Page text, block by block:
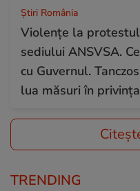
Știri România
Violențe la
sediului ANSVSA.
cu Guvernul.
lua măsuri în
TRENDING